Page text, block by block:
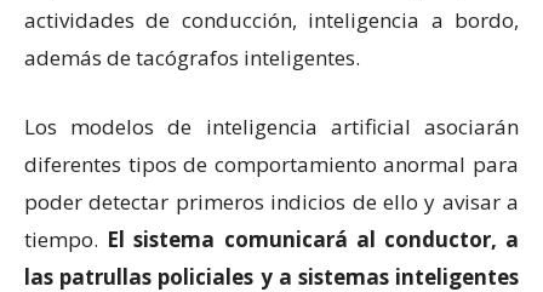
actividades de conducción, inteligencia a bordo,
además de tacógrafos inteligentes.
Los modelos de inteligencia artificial asociarán
diferentes tipos de comportamiento anormal para
poder detectar primeros indicios de ello y avisar a
tiempo. El sistema comunicará al conductor, a
las patrullas policiales y a sistemas inteligentes